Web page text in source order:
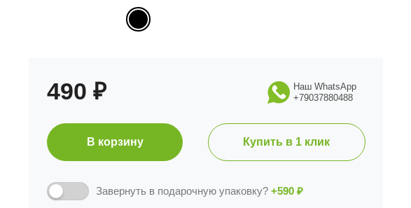
490 ₽
Наш WhatsApp
+79037880488
В корзину Купить в 1 клик
Завернуть в подарочную упаковку? +590 ₽